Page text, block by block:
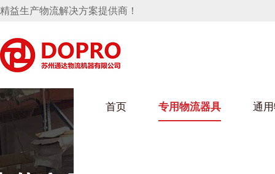
精益生产物流解决方案提供商！
首页 专用物流器具
葫芦娃下载最污架
通
桶水箱支架